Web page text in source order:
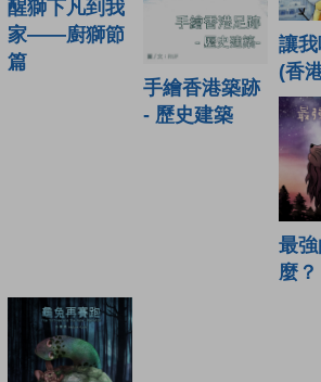
醒獅下凡到我
家——廚獅節
篇
手繪香港築跡
- 歷史建築
讓我
(香
最
麼？